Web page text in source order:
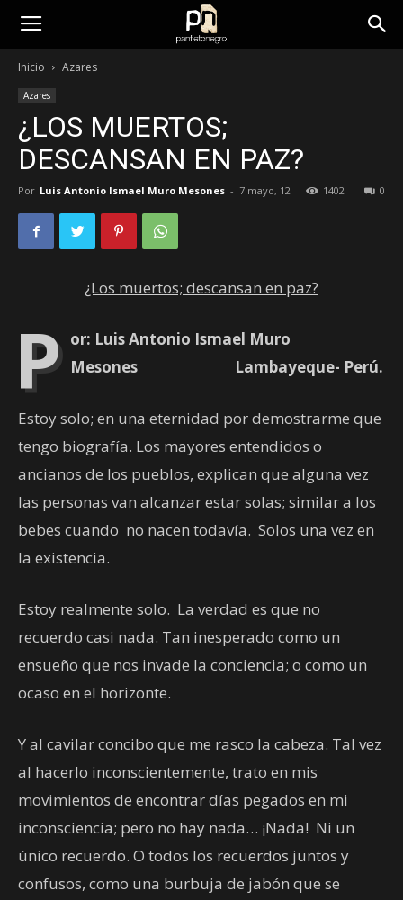
panfletonegro
Inicio Azares
Azares
¿LOS MUERTOS;
DESCANSAN EN PAZ?
Por Luis Antonio Ismael Muro Mesones - 7 mayo, 12 0
1402
¿Los muertos; descansan en paz?
P or: Luis Antonio Ismael Muro
Mesones Lambayeque- Perú.
Estoy solo; en una eternidad por demostrarme que
tengo biografía. Los mayores entendidos o
ancianos de los pueblos, explican que alguna vez
las personas van alcanzar estar solas; similar a los
bebes cuando no nacen todavía. Solos una vez en
la existencia.
Estoy realmente solo. La verdad es que no
recuerdo casi nada. Tan inesperado como un
ensueño que nos invade la conciencia; o como un
ocaso en el horizonte.
Y al cavilar concibo que me rasco la cabeza. Tal vez
al hacerlo inconscientemente, trato en mis
movimientos de encontrar días pegados en mi
inconsciencia; pero no hay nada… ¡Nada! Ni un
único recuerdo. O todos los recuerdos juntos y
confusos, como una burbuja de jabón que se